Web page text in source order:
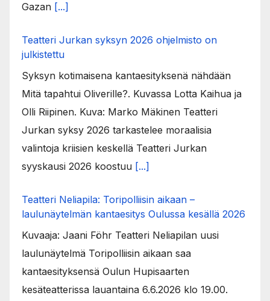
Gazan [...]
Teatteri Jurkan syksyn 2026 ohjelmisto on
julkistettu
Syksyn kotimaisena kantaesityksenä nähdään
Mitä tapahtui Oliverille?. Kuvassa Lotta Kaihua ja
Olli Riipinen. Kuva: Marko Mäkinen Teatteri
Jurkan syksy 2026 tarkastelee moraalisia
valintoja kriisien keskellä Teatteri Jurkan
syyskausi 2026 koostuu [...]
Teatteri Neliapila: Toripolliisin aikaan –
laulunäytelmän kantaesitys Oulussa kesällä 2026
Kuvaaja: Jaani Föhr Teatteri Neliapilan uusi
laulunäytelmä Toripolliisin aikaan saa
kantaesityksensä Oulun Hupisaarten
kesäteatterissa lauantaina 6.6.2026 klo 19.00.